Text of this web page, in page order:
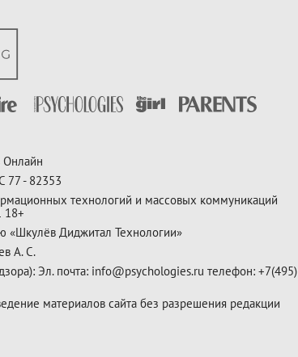
Онлайн
77 - 82353
технологий и массовых коммуникаций
18+
«Шкулёв Диджитал Технологии»
А. С.
Эл. почта: info@psychologies.ru телефон: +7(495)
материалов сайта без разрешения редакции